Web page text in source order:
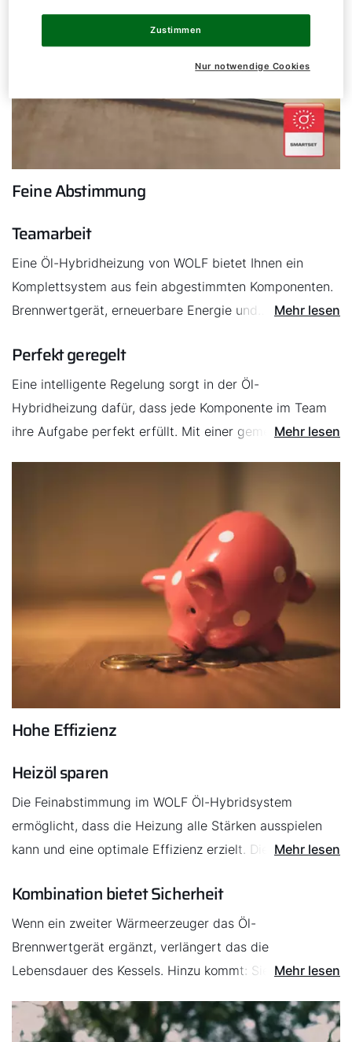
Feine Abstimmung
Teamarbeit
Eine Öl-Hybridheizung von WOLF bietet Ihnen ein
Komplettsystem aus fein abgestimmten Komponenten.
Brennwertgerät, erneuerbare Energie und
zusammen.
Mehr lesen
Perfekt geregelt
Eine intelligente Regelung sorgt in der Öl-
Hybridheizung dafür, dass jede Komponente im Team
ihre Aufgabe perfekt erfüllt. Mit einer gemeinsamen
Mehr lesen
Hohe Effizienz
Heizöl sparen
Die Feinabstimmung im WOLF Öl-Hybridsystem
ermöglicht, dass die Heizung alle Stärken ausspielen
kann und eine optimale Effizienz erzielt. Die Folgen:
Heizkosten.
Mehr lesen
Kombination bietet Sicherheit
Wenn ein zweiter Wärmeerzeuger das Öl-
Brennwertgerät ergänzt, verlängert das die
Lebensdauer des Kessels. Hinzu kommt: Sie profitieren
Störung arbeitet gegebenenfalls einer der beiden
Mehr lesen
Servus!
Wie können wir Ihnen helfen?
Produktberatung
Fachhandwerker finden
Nur notwendige Cookies
Zustimmen